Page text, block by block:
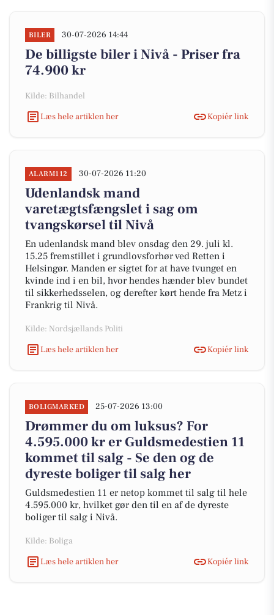
BILER 30-07-2026 14:44
De billigste biler i Nivå - Priser fra
74.900 kr
Kilde: Bilhandel
Læs hele artiklen her
Kopiér link
ALARM112 30-07-2026 11:20
Udenlandsk mand
varetægtsfængslet i sag om
tvangskørsel til Nivå
En udenlandsk mand blev onsdag den 29. juli kl.
15.25 fremstillet i grundlovsforhør ved Retten i
Helsingør. Manden er sigtet for at have tvunget en
kvinde ind i en bil, hvor hendes hænder blev bundet
til sikkerhedsselen, og derefter kørt hende fra Metz i
Frankrig til Nivå.
Kilde: Nordsjællands Politi
Læs hele artiklen her
Kopiér link
BOLIGMARKED 25-07-2026 13:00
Drømmer du om luksus? For
4.595.000 kr er Guldsmedestien 11
kommet til salg - Se den og de
dyreste boliger til salg her
Guldsmedestien 11 er netop kommet til salg til hele
4.595.000 kr, hvilket gør den til en af de dyreste
boliger til salg i Nivå.
Kilde: Boliga
Læs hele artiklen her
Kopiér link